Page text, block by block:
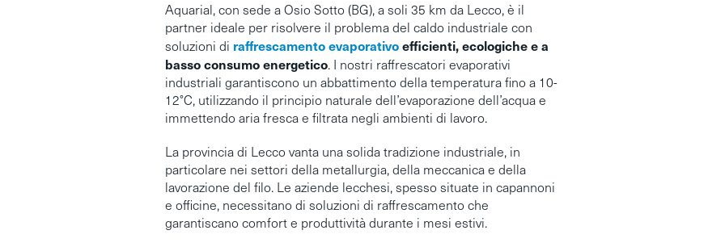
Aquarial, con sede a Osio Sotto (BG), a soli 35 km da Lecco, è il
partner ideale per risolvere il problema del caldo industriale con
soluzioni di raffrescamento evaporativoefficienti, ecologiche e a
basso consumo energetico. I nostri raffrescatori evaporativi
industriali garantiscono un abbattimento della temperatura fino a 10-
12°C, utilizzando il principio naturale dell’evaporazione dell’acqua e
immettendo aria fresca e filtrata negli ambienti di lavoro.
La provincia di Lecco vanta una solida tradizione industriale, in
particolare nei settori della metallurgia, della meccanica e della
lavorazione del filo. Le aziende lecchesi, spesso situate in capannoni
e officine, necessitano di soluzioni di raffrescamento che
garantiscano comfort e produttività durante i mesi estivi.